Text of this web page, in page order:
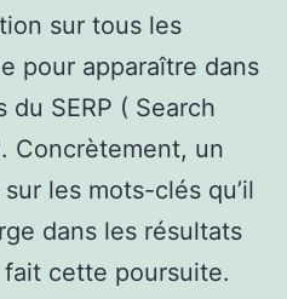
sur tous les
pour apparaître dans
SERP ( Search
Concrètement, un
les mots-clés qu’il
dans les résultats
fait cette poursuite.